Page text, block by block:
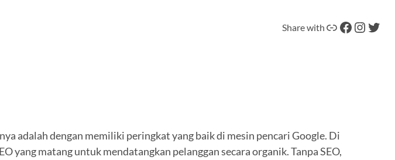
Share with Tautan Facebook Instagram Twitter
adalah dengan memiliki peringkat yang baik di mesin pencari Google. Di
yang matang untuk mendatangkan pelanggan secara organik. Tanpa SEO,